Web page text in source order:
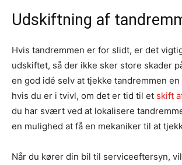
Udskiftning af
Hvis tandremmen er for slidt, er det
udskiftet, så der ikke sker store skader
en god idé selv at tjekke tandremmen en
hvis du er i tvivl, om det er tid til et skift
du har svært ved at lokalisere
en mulighed at få en mekaniker til at
Når du kører din bil til serviceeftersyn,